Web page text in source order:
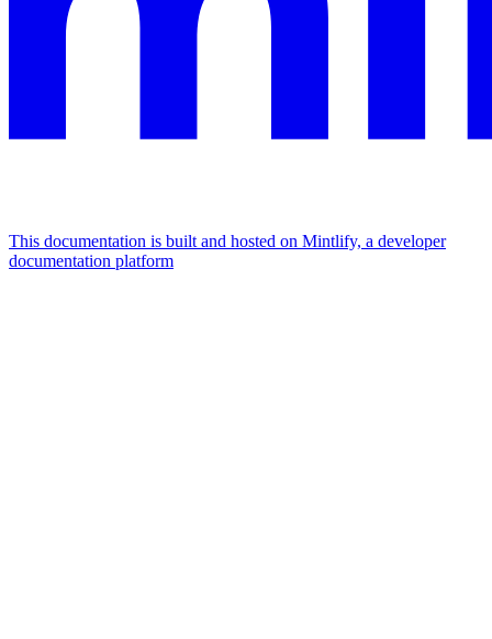
This documentation is built and hosted on Mintlify, a developer
documentation platform